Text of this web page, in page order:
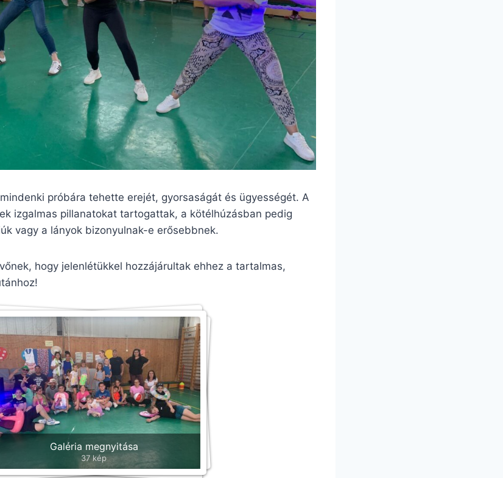
próbára tehette erejét, gyorsaságát és ügyességét. A
izgalmas pillanatokat tartogattak, a kötélhúzásban pedig
vagy a lányok bizonyulnak-e erősebbnek.
hogy jelenlétükkel hozzájárultak ehhez a tartalmas,
Galéria megnyitása
37 kép